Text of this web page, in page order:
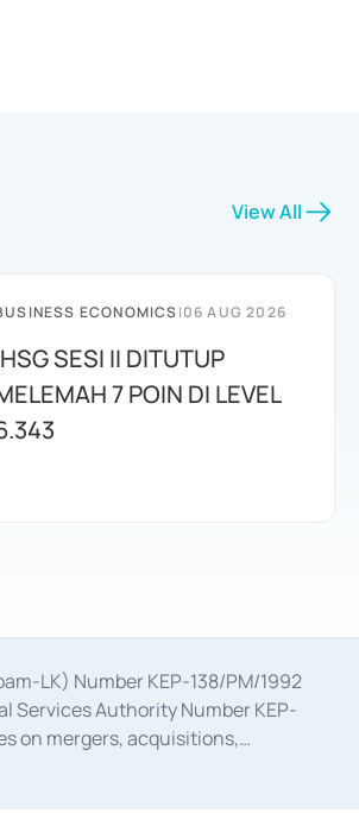
View All
ECONOMICS|06 AUG 2026
SESI II DITUTUP
7 POIN DI LEVEL
LK) Number KEP-138/PM/1992
Services Authority Number KEP-
on mergers, acquisitions,
license as a provider of